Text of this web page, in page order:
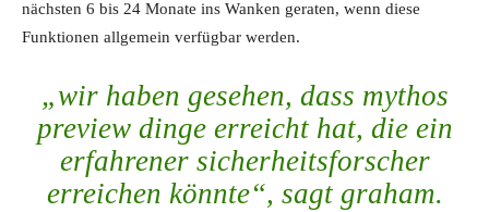
nächsten 6 bis 24 Monate ins Wanken geraten, wenn diese
Funktionen allgemein verfügbar werden.
„wir haben gesehen, dass mythos
preview dinge erreicht hat, die ein
erfahrener sicherheitsforscher
erreichen könnte“, sagt graham.